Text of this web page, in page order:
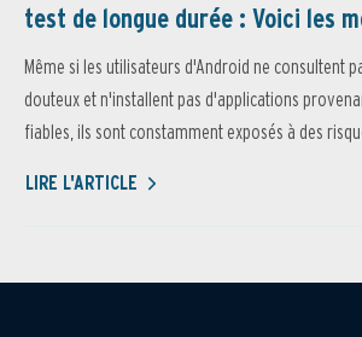
test de longue durée : Voici les
Même si les utilisateurs d'Android ne consultent
douteux et n'installent pas d'applications
fiables, ils sont constamment exposés à des
LIRE L'ARTICLE